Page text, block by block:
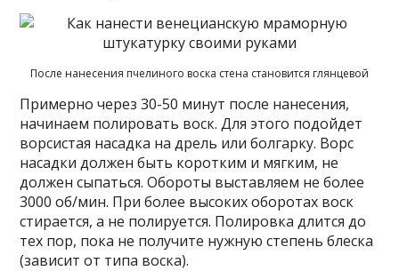
После нанесения пчелиного воска стена становится глянцевой
Примерно через 30-50 минут после нанесения,
начинаем полировать воск. Для этого подойдет
ворсистая насадка на дрель или болгарку. Ворс
насадки должен быть коротким и мягким, не
должен сыпаться. Обороты выставляем не более
3000 об/мин. При более высоких оборотах воск
стирается, а не полируется. Полировка длится до
тех пор, пока не получите нужную степень блеска
(зависит от типа воска).